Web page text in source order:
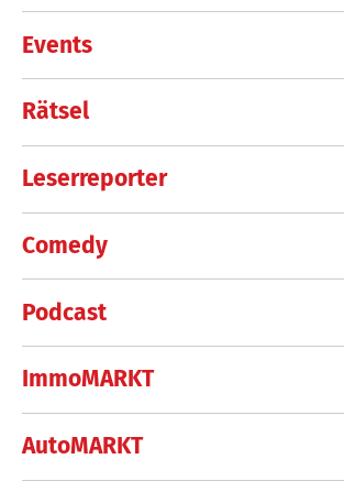
Events
Rätsel
Leserreporter
Comedy
Podcast
ImmoMARKT
AutoMARKT